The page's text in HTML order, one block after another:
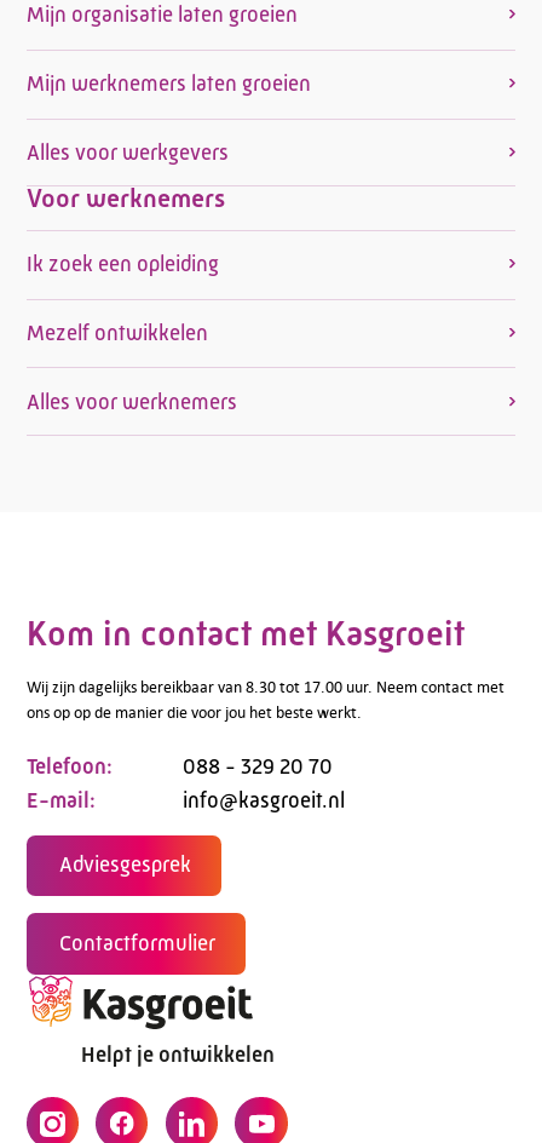
Mijn organisatie laten groeien
Mijn werknemers laten groeien
Alles voor werkgevers
Voor werknemers
Ik zoek een opleiding
Mezelf ontwikkelen
Alles voor werknemers
Kom in contact met Kasgroeit
Wij zijn dagelijks bereikbaar van 8.30 tot 17.00 uur. Neem contact met
ons op op de manier die voor jou het beste werkt.
Telefoon:
088 - 329 20 70
E-mail:
info@kasgroeit.nl
Adviesgesprek
Contactformulier
Helpt je ontwikkelen